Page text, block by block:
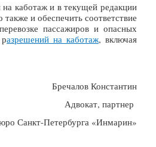
каботаж и в текущей редакции
и обеспечить соответствие
пассажиров и опасных
азрешений на каботаж, включая
Бречалов Константин
Адвокат, партнер
Санкт-Петербурга «Инмарин»